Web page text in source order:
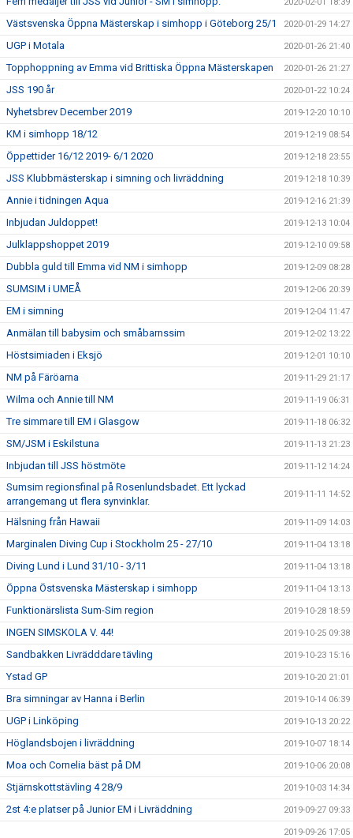
Västsvenska Öppna Mästerskap i simhopp i Göteborg 25/1 2020-01-29 14:27
UGP i Motala 2020-01-26 21:40
Topphoppning av Emma vid Brittiska Öppna Mästerskapen 2020-01-26 21:27
JSS 190 år 2020-01-22 10:24
Nyhetsbrev December 2019 2019-12-20 10:10
KM i simhopp 18/12 2019-12-19 08:54
Öppettider 16/12 2019- 6/1 2020 2019-12-18 23:55
JSS Klubbmästerskap i simning och livräddning 2019-12-18 10:39
Annie i tidningen Aqua 2019-12-16 21:39
Inbjudan Juldoppet! 2019-12-13 10:04
Julklappshoppet 2019 2019-12-10 09:58
Dubbla guld till Emma vid NM i simhopp 2019-12-09 08:28
SUMSIM i UMEÅ 2019-12-06 20:39
EM i simning 2019-12-04 11:47
Anmälan till babysim och småbarnssim 2019-12-02 13:22
Höstsimiaden i Eksjö 2019-12-01 10:10
NM på Färöarna 2019-11-29 21:17
Wilma och Annie till NM 2019-11-19 06:31
Tre simmare till EM i Glasgow 2019-11-18 06:32
SM/JSM i Eskilstuna 2019-11-13 21:23
Inbjudan till JSS höstmöte 2019-11-12 14:24
Sumsim regionsfinal på Rosenlundsbadet. Ett lyckad
arrangemang ut flera synvinklar.
2019-11-11 14:52
Hälsning från Hawaii 2019-11-09 14:03
Marginalen Diving Cup i Stockholm 25 - 27/10 2019-11-04 13:18
Diving Lund i Lund 31/10 - 3/11 2019-11-04 13:18
Öppna Östsvenska Mästerskap i simhopp 2019-11-04 13:13
Funktionärslista Sum-Sim region 2019-10-28 18:59
INGEN SIMSKOLA V. 44! 2019-10-25 09:38
Sandbakken Livrädddare tävling 2019-10-23 15:16
Ystad GP 2019-10-20 21:01
Bra simningar av Hanna i Berlin 2019-10-14 06:39
UGP i Linköping 2019-10-13 20:22
Höglandsbojen i livräddning 2019-10-07 18:14
Moa och Cornelia bäst på DM 2019-10-06 20:08
Stjärnskottstävling 4 28/9 2019-10-03 14:34
2st 4:e platser på Junior EM i Livräddning 2019-09-27 09:33
2019-09-26 17:05